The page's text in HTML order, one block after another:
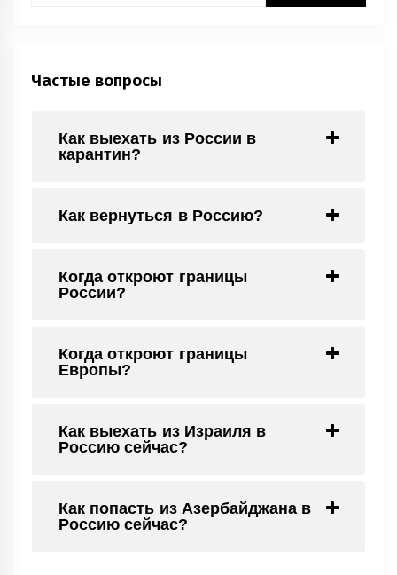
Частые вопросы
Как выехать из России в
карантин?
Как вернуться в Россию?
Когда откроют границы
России?
Когда откроют границы
Европы?
Как выехать из Израиля в
Россию сейчас?
Как попасть из Азербайджана в
Россию сейчас?